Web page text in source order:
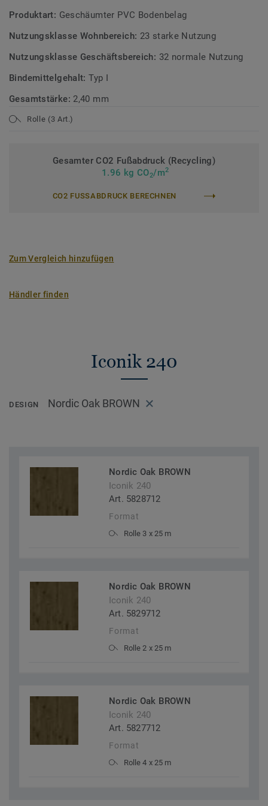
Produktart: Geschäumter PVC Bodenbelag
Nutzungsklasse Wohnbereich: 23 starke Nutzung
Nutzungsklasse Geschäftsbereich: 32 normale Nutzung
Bindemittelgehalt:Typ I
Gesamtstärke: 2,40 mm
Rolle (3 Art.)
Gesamter CO2 Fußabdruck (Recycling)
1.96 kg CO2/m2
CO2 FUSSABDRUCK BERECHNEN
Zum Vergleich hinzufügen
Händler finden
Iconik 240
DESIGN Nordic Oak BROWN
Nordic Oak BROWN
Iconik 240
Art. 5828712
Format
Rolle 3 x 25 m
Nordic Oak BROWN
Iconik 240
Art. 5829712
Format
Rolle 2 x 25 m
Nordic Oak BROWN
Iconik 240
Art. 5827712
Format
Rolle 4 x 25 m